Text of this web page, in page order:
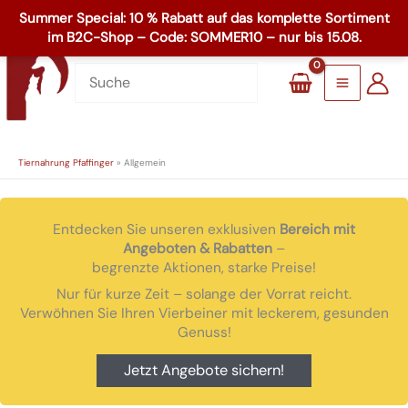
Zum
Inhalt
springen
☏+49 8503 1795
Main
Menu
Tiernahrung Pfaffinger » Allgemein
Entdecken Sie unseren exklusiven Bereich mit
Angeboten & Rabatten –
begrenzte Aktionen, starke Preise!
Nur für kurze Zeit – solange der Vorrat reicht.
Verwöhnen Sie Ihren Vierbeiner mit leckerem, gesunden
Genuss!
Jetzt Angebote sichern!